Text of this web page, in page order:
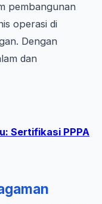
pembangunan
operasi di
Dengan
dan
Sertifikasi PPPA